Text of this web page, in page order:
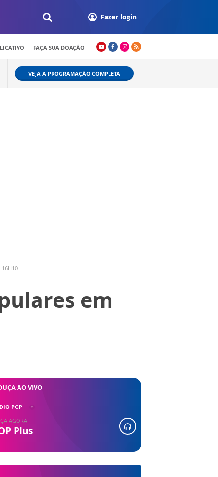
Fazer login
FAÇA SUA DOAÇÃO
VEJA A PROGRAMAÇÃO COMPLETA
16H10
em
AO VIVO
POP
AGORA
Plus